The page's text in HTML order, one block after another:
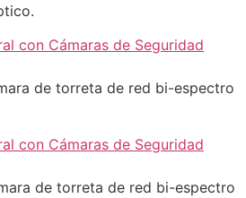
de torreta de red bi-espectro
de torreta de red bi-espectro